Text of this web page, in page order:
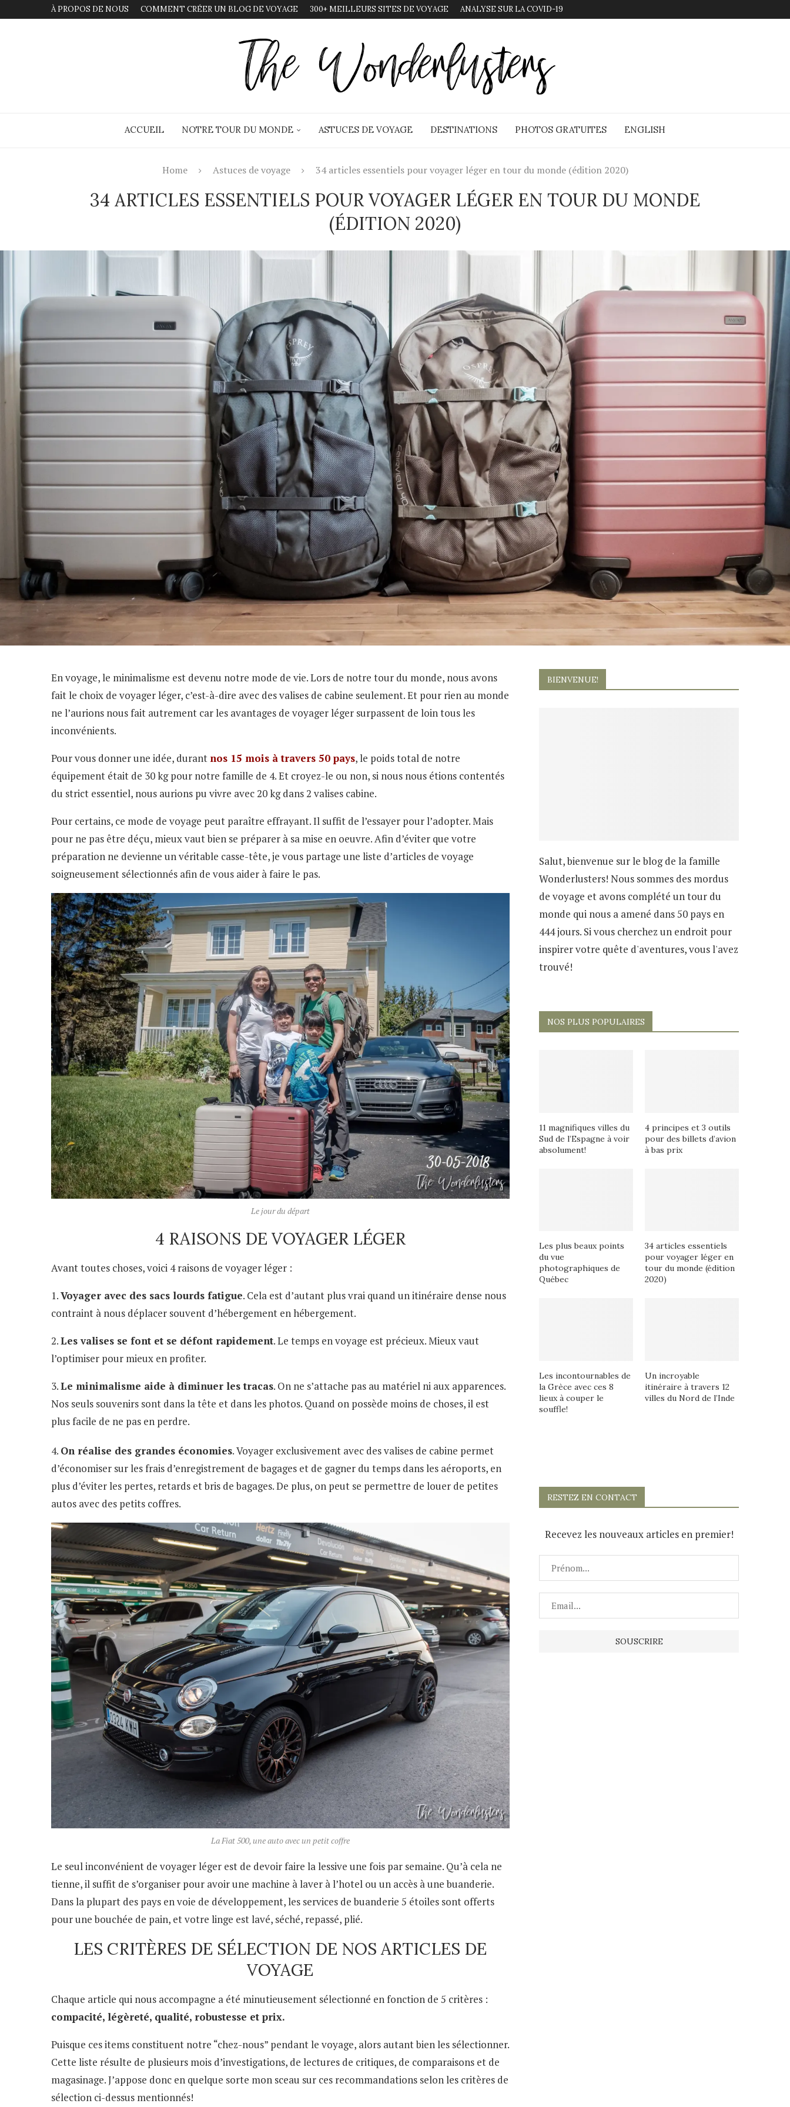
À PROPOS DE NOUS COMMENT CRÉER UN BLOG DE VOYAGE 300+ MEILLEURS SITES DE VOYAGE ANALYSE SUR LA COVID-19
ACCUEIL NOTRE TOUR DU MONDE ASTUCES DE VOYAGE DESTINATIONS PHOTOS GRATUITES ENGLISH
Home Astuces de voyage 34 articles essentiels pour voyager léger en tour du monde (édition 2020)
34 ARTICLES ESSENTIELS POUR VOYAGER LÉGER EN TOUR DU MONDE
(ÉDITION 2020)
En voyage, le minimalisme est devenu notre mode de vie. Lors de notre tour du monde, nous avons
fait le choix de voyager léger, c’est-à-dire avec des valises de cabine seulement. Et pour rien au monde
ne l’aurions nous fait autrement car les avantages de voyager léger surpassent de loin tous les
inconvénients.
Pour vous donner une idée, durant nos 15 mois à travers 50 pays, le poids total de notre
équipement était de 30 kg pour notre famille de 4. Et croyez-le ou non, si nous nous étions contentés
du strict essentiel, nous aurions pu vivre avec 20 kg dans 2 valises cabine.
Pour certains, ce mode de voyage peut paraître effrayant. Il suffit de l’essayer pour l’adopter. Mais
pour ne pas être déçu, mieux vaut bien se préparer à sa mise en oeuvre. Afin d’éviter que votre
préparation ne devienne un véritable casse-tête, je vous partage une liste d’articles de voyage
soigneusement sélectionnés afin de vous aider à faire le pas.
Le jour du départ
4 RAISONS DE VOYAGER LÉGER
Avant toutes choses, voici 4 raisons de voyager léger :
1.Voyager avec des sacs lourds fatigue. Cela est d’autant plus vrai quand un itinéraire dense nous
contraint à nous déplacer souvent d’hébergement en hébergement.
2.Les valises se font et se défont rapidement. Le temps en voyage est précieux. Mieux vaut
l’optimiser pour mieux en profiter.
3.Le minimalisme aide à diminuer les tracas. On ne s’attache pas au matériel ni aux apparences.
Nos seuls souvenirs sont dans la tête et dans les photos. Quand on possède moins de choses, il est
plus facile de ne pas en perdre.
4. On réalise des grandes économies. Voyager exclusivement avec des valises de cabine permet
d’économiser sur les frais d’enregistrement de bagages et de gagner du temps dans les aéroports, en
plus d’éviter les pertes, retards et bris de bagages. De plus, on peut se permettre de louer de petites
autos avec des petits coffres.
La Fiat 500, une auto avec un petit coffre
Le seul inconvénient de voyager léger est de devoir faire la lessive une fois par semaine. Qu’à cela ne
tienne, il suffit de s’organiser pour avoir une machine à laver à l’hotel ou un accès à une buanderie.
Dans la plupart des pays en voie de développement, les services de buanderie 5 étoiles sont offerts
pour une bouchée de pain, et votre linge est lavé, séché, repassé, plié.
LES CRITÈRES DE SÉLECTION DE NOS ARTICLES DE
VOYAGE
Chaque article qui nous accompagne a été minutieusement sélectionné en fonction de 5 critères :
compacité, légèreté, qualité, robustesse et prix.
Puisque ces items constituent notre “chez-nous” pendant le voyage, alors autant bien les sélectionner.
Cette liste résulte de plusieurs mois d’investigations, de lectures de critiques, de comparaisons et de
magasinage. J’appose donc en quelque sorte mon sceau sur ces recommandations selon les critères de
sélection ci-dessus mentionnés!
BIENVENUE!
Salut, bienvenue sur le blog de la famille
Wonderlusters! Nous sommes des mordus
de voyage et avons complété un tour du
monde qui nous a amené dans 50 pays en
444 jours. Si vous cherchez un endroit pour
inspirer votre quête d'aventures, vous l'avez
trouvé!
NOS PLUS POPULAIRES
11 magnifiques villes du
Sud de l’Espagne à voir
absolument!
4 principes et 3 outils
pour des billets d’avion
à bas prix
Les plus beaux points
du vue
photographiques de
Québec
34 articles essentiels
pour voyager léger en
tour du monde (édition
2020)
Les incontournables de
la Grèce avec ces 8
lieux à couper le
souffle!
Un incroyable
itinéraire à travers 12
villes du Nord de l’Inde
RESTEZ EN CONTACT
Recevez les nouveaux articles en premier!